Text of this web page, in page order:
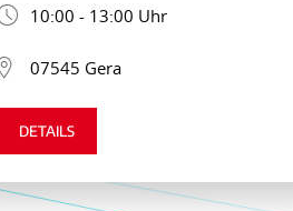
10:00 - 13:00 Uhr
07545 Gera
DETAILS